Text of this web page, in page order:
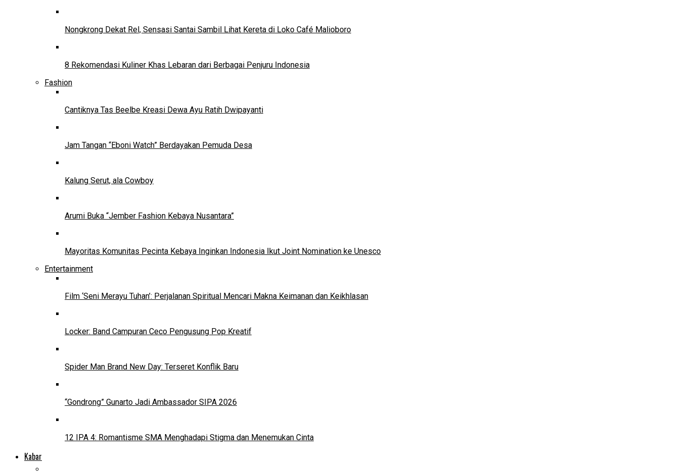
Nongkrong Dekat Rel, Sensasi Santai Sambil Lihat Kereta di Loko Café Malioboro
8 Rekomendasi Kuliner Khas Lebaran dari Berbagai Penjuru Indonesia
Fashion
Cantiknya Tas Beelbe Kreasi Dewa Ayu Ratih Dwipayanti
Jam Tangan “Eboni Watch” Berdayakan Pemuda Desa
Kalung Serut, ala Cowboy
Arumi Buka “Jember Fashion Kebaya Nusantara”
Mayoritas Komunitas Pecinta Kebaya Inginkan Indonesia Ikut Joint Nomination ke Unesco
Entertainment
Film ‘Seni Merayu Tuhan’: Perjalanan Spiritual Mencari Makna Keimanan dan Keikhlasan
Locker: Band Campuran Ceco Pengusung Pop Kreatif
Spider Man Brand New Day: Terseret Konflik Baru
“Gondrong” Gunarto Jadi Ambassador SIPA 2026
12 IPA 4: Romantisme SMA Menghadapi Stigma dan Menemukan Cinta
Kabar